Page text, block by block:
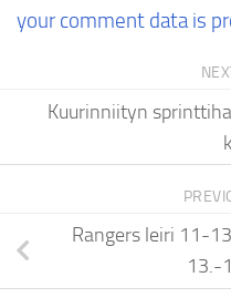
your comment data is
Kuurinniityn
Rangers leiri 11-
13.-